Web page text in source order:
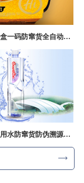
海底捞产品一盒一码防窜货全自动产线追溯方案
景田百岁山饮用水防窜货防伪溯源成功案例